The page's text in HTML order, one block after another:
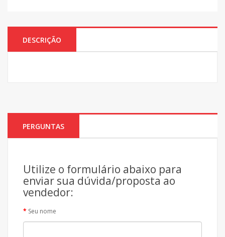
DESCRIÇÃO
PERGUNTAS
Utilize o formulário abaixo para
enviar sua dúvida/proposta ao
vendedor:
Seu nome